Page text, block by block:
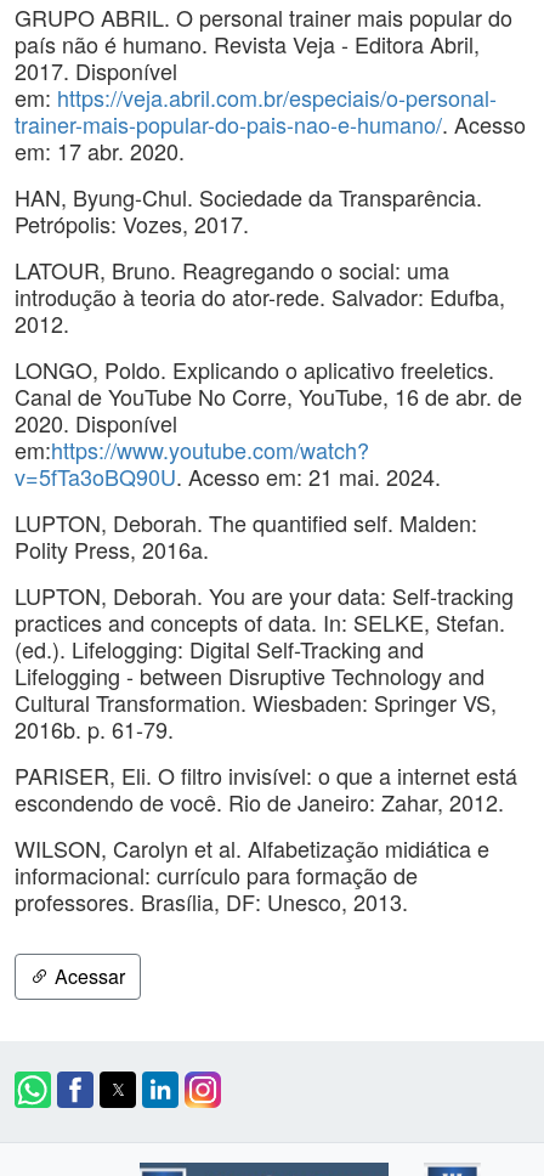
GRUPO ABRIL. O personal trainer mais popular do
país não é humano. Revista Veja - Editora Abril,
2017. Disponível
em: https://veja.abril.com.br/especiais/o-personal-
trainer-mais-popular-do-pais-nao-e-humano/. Acesso
em: 17 abr. 2020.
HAN, Byung-Chul. Sociedade da Transparência.
Petrópolis: Vozes, 2017.
LATOUR, Bruno. Reagregando o social: uma
introdução à teoria do ator-rede. Salvador: Edufba,
2012.
LONGO, Poldo. Explicando o aplicativo freeletics.
Canal de YouTube No Corre, YouTube, 16 de abr. de
2020. Disponível
em:https://www.youtube.com/watch?
v=5fTa3oBQ90U. Acesso em: 21 mai. 2024.
LUPTON, Deborah. The quantified self. Malden:
Polity Press, 2016a.
LUPTON, Deborah. You are your data: Self-tracking
practices and concepts of data. In: SELKE, Stefan.
(ed.). Lifelogging: Digital Self-Tracking and
Lifelogging - between Disruptive Technology and
Cultural Transformation. Wiesbaden: Springer VS,
2016b. p. 61-79.
PARISER, Eli. O filtro invisível: o que a internet está
escondendo de você. Rio de Janeiro: Zahar, 2012.
WILSON, Carolyn et al. Alfabetização midiática e
informacional: currículo para formação de
professores. Brasília, DF: Unesco, 2013.
Acessar